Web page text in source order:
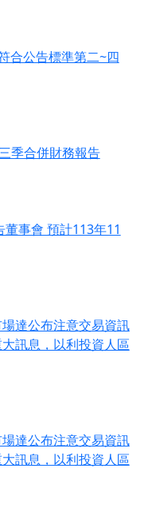
合公告標準第二~四
季合併財務報告
事會 預計113年11
達公布注意交易資訊
訊息，以利投資人區
達公布注意交易資訊
訊息，以利投資人區